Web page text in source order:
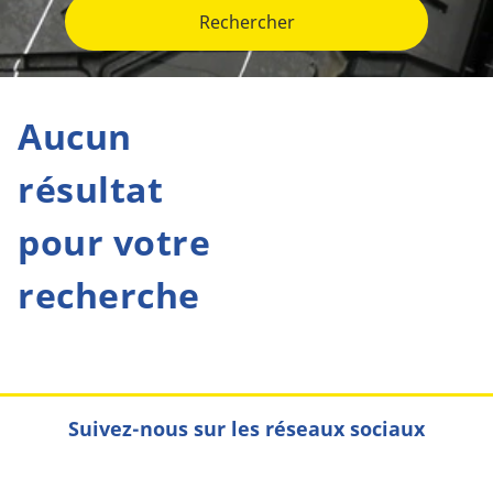
Rechercher
Aucun
résultat
pour votre
recherche
Suivez-nous sur les réseaux sociaux